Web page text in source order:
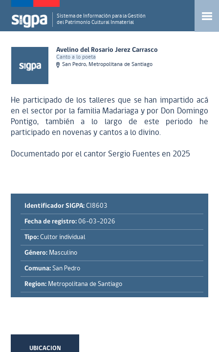
Sistema de Información para la Gestión
del Patrimonio Cultural Inmaterial
Avelino del Rosario Jerez Carrasco
Canto a lo poeta
San Pedro, Metropolitana de Santiago
He participado de los talleres que se han impartido acá
en el sector por la familia Madariaga y por Don Domingo
Pontigo, también a lo largo de este periodo he
participado en novenas y cantos a lo divino.
Documentado por el cantor Sergio Fuentes en 2025
Identificador SIGPA: CI8603
Fecha de registro: 06-03-2026
Tipo: Cultor individual
Género: Masculino
Comuna: San Pedro
Region: Metropolitana de Santiago
UBICACION